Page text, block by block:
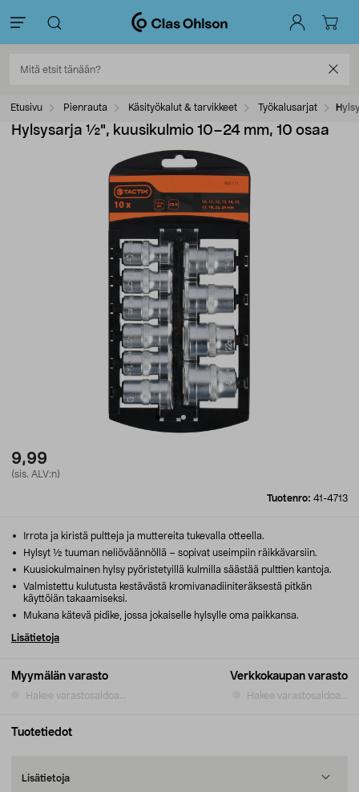
Etusivu Pienrauta Käsityökalut & tarvikkeet Työkalusarjat
Hylsysarja ½", kuusikulmio 10–24 mm, 10 osaa
9,99
(sis. ALV:n)
Tuotenro: 41-4713
Myymälän varasto
Hakee varastosaldoa...
Verkkokaupan varasto
Hakee varastosaldoa...
Irrota ja kiristä pultteja ja muttereita tukevalla otteella.
Hylsyt ½ tuuman neliöväännöllä – sopivat useimpiin räikkävarsiin.
Kuusiokulmainen hylsy pyöristetyillä kulmilla säästää pulttien kantoja.
Valmistettu kulutusta kestävästä kromivanadiiniteräksestä pitkän
käyttöiän takaamiseksi.
Mukana kätevä pidike, jossa jokaiselle hylsylle oma paikkansa.
Lisätietoja
Tuotetiedot
Lisätietoja